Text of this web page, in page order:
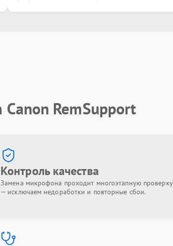
Canon RemSupport
Контроль качества
Замена микрофона проходит многоэтапную проверку
— исключаем недоработки и повторные сбои.